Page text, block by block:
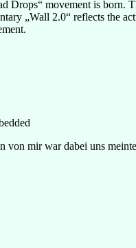
Drops“ movement is
„Wall 2.0“ reflects the
mir war dabei uns